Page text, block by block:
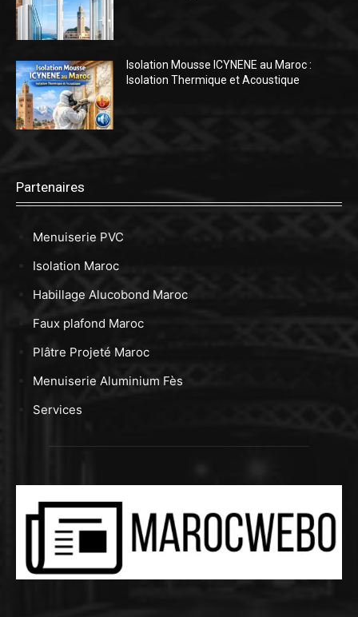
Isolation Mousse ICYNENE au Maroc :
Isolation Thermique et Acoustique
Partenaires
Menuiserie PVC
Isolation Maroc
Habillage Alucobond Maroc
Faux plafond Maroc
Plâtre Projeté Maroc
Menuiserie Aluminium Fès
Services